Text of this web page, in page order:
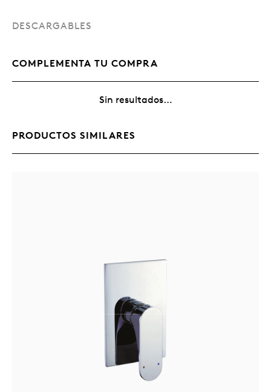
DESCARGABLES
COMPLEMENTA TU COMPRA
Sin resultados…
PRODUCTOS SIMILARES